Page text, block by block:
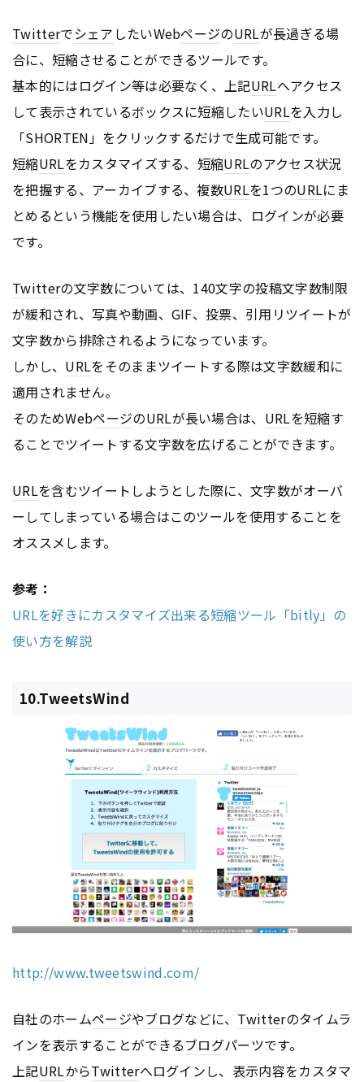
Twitterでシェア したいWebページのURLが長過ぎる場
合に、短縮させることができるツールです。
基本的にはログイン等は必要なく、上記URLへアクセス
して表示されているボックスに短縮したいURLを入力し
「SHORTEN」をクリックするだけで生成可能です。
短縮URLをカスタマイズする、短縮URLのアクセス状況
を把握する、アーカイブする、複数URLを1つのURLにま
とめるという機能を使用したい場合は、ログインが必要
です。
Twitterの文字数については、140文字の投稿文字数制限
が緩和され、写真や動画、GIF、投票、引用リツイートが
文字数から排除されるようになっています。
しかし、 URLをそのままツイートする際は文字数緩和に
適用されません。
そのためWebページのURLが長い場合は、 URLを短縮す
ることでツイートする文字数を広げることができます。
URLを含むツイートしようとした際に、文字数がオーバ
ーしてしまっている場合はこのツールを使用することを
オススメします。
参考：
URLを好きにカスタマイズ出来る短縮ツール「bitly」の
使い方を解説
10.TweetsWind
http://www.tweetswind.com/
自社のホームページやブログなどに、 Twitterのタイムラ
インを表示することができるブログパーツです。
上記URLからTwitterへログインし、表示内容をカスタマ